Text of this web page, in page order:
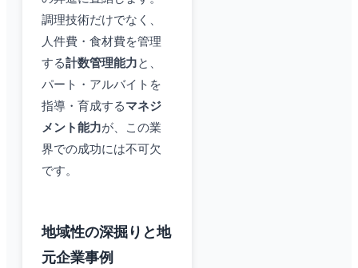
調理技術だけでなく、
人件費・食材費を管理
する計数管理能力と、
パート・アルバイトを
指導・育成するマネジ
メント能力が、この業
界での成功には不可欠
です。
地域性の深掘りと地
元企業事例